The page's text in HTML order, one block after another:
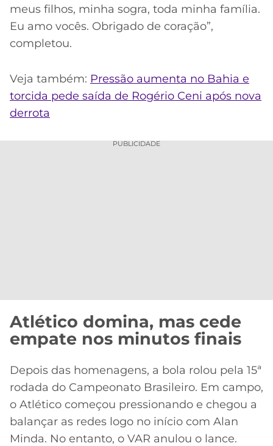
meus filhos, minha sogra, toda minha família.
Eu amo vocês. Obrigado de coração”,
completou.
Veja também: Pressão aumenta no Bahia e
torcida pede saída de Rogério Ceni após nova
derrota
PUBLICIDADE
Atlético domina, mas cede
empate nos minutos finais
Depois das homenagens, a bola rolou pela 15ª
rodada do Campeonato Brasileiro. Em campo,
o Atlético começou pressionando e chegou a
balançar as redes logo no início com Alan
Minda. No entanto, o VAR anulou o lance.